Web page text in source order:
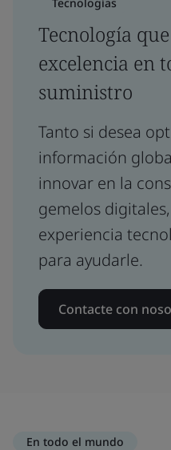
Tecnología
excelencia en
suministro
Tanto si desea
información
innovar en la
gemelos
experiencia
para ayudarle.
Contacte con
En todo el mundo